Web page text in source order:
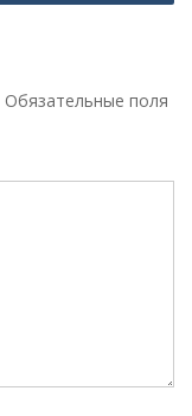
Обязательные поля